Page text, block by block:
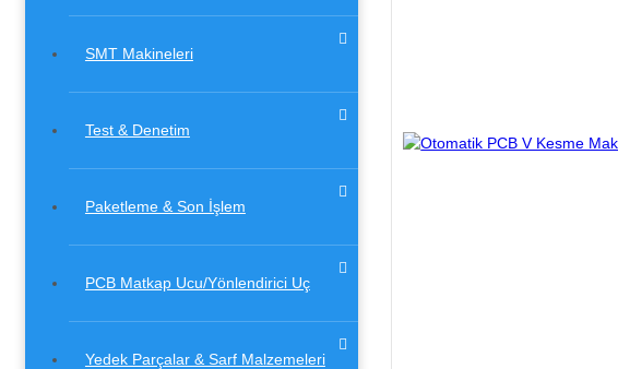
SMT Makineleri
Test & Denetim
Paketleme & Son İşlem
PCB Matkap Ucu/Yönlendirici Uç
Yedek Parçalar & Sarf Malzemeleri